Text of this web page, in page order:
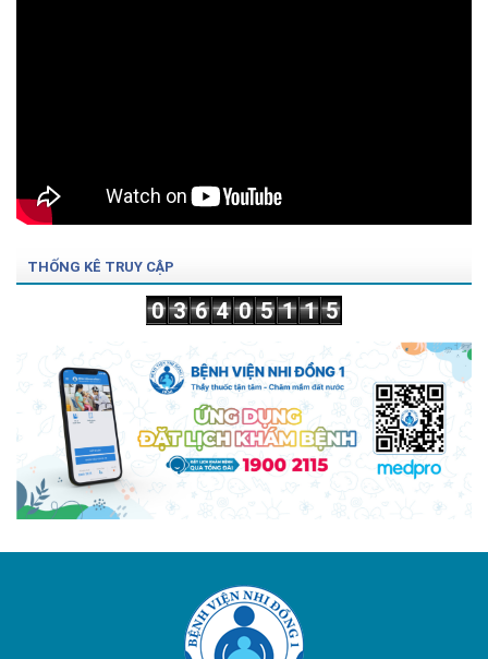
THỐNG KÊ TRUY CẬP
0 3 6 4 0 5 1 1 5